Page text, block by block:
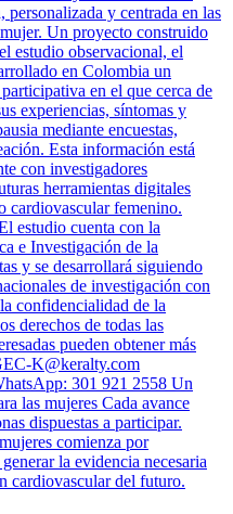
personalizada y centrada en las
Un proyecto construido
estudio observacional, el
en Colombia un
en el que cerca de
experiencias, síntomas y
mediante encuestas,
Esta información está
con investigadores
herramientas digitales
cardiovascular femenino.
estudio cuenta con la
e Investigación de la
y se desarrollará siguiendo
de investigación con
confidencialidad de la
derechos de todas las
pueden obtener más
K@keralty.com
301 921 2558 Un
las mujeres Cada avance
dispuestas a participar.
comienza por
la evidencia necesaria
cardiovascular del futuro.